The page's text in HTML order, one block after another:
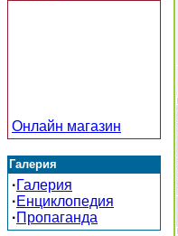
Онлайн магазин
Галерия
·Галерия
·Енциклопедия
·Пропаганда